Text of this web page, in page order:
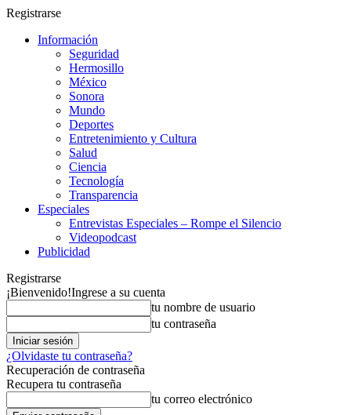
Registrarse
Información
Seguridad
Hermosillo
México
Sonora
Mundo
Deportes
Entretenimiento y Cultura
Salud
Ciencia
Tecnología
Transparencia
Especiales
Entrevistas Especiales – Rompe el Silencio
Videopodcast
Publicidad
Registrarse
¡Bienvenido!Ingrese a su cuenta
tu nombre de usuario
tu contraseña
¿Olvidaste tu contraseña?
Recuperación de contraseña
Recupera tu contraseña
tu correo electrónico